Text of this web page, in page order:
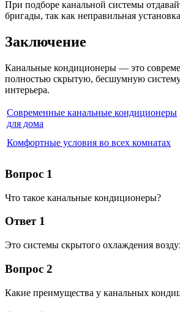
При подборе канальной системы
бригады, так как неправильная
Заключение
Канальные кондиционеры — это
полностью скрытую, бесшумную
интерьера.
Современные канальные кондиционеры
для дома
Комфортные условия во всех комнатах
Вопрос 1
Что такое канальные кондиционеры?
Ответ 1
Это системы скрытого охлаждения
Вопрос 2
Какие преимущества у канальных